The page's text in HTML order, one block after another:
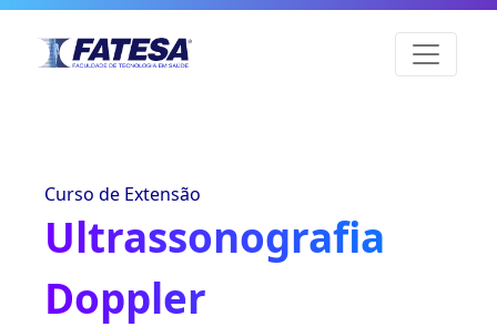
Curso de Extensão
Ultrassonografia
Doppler